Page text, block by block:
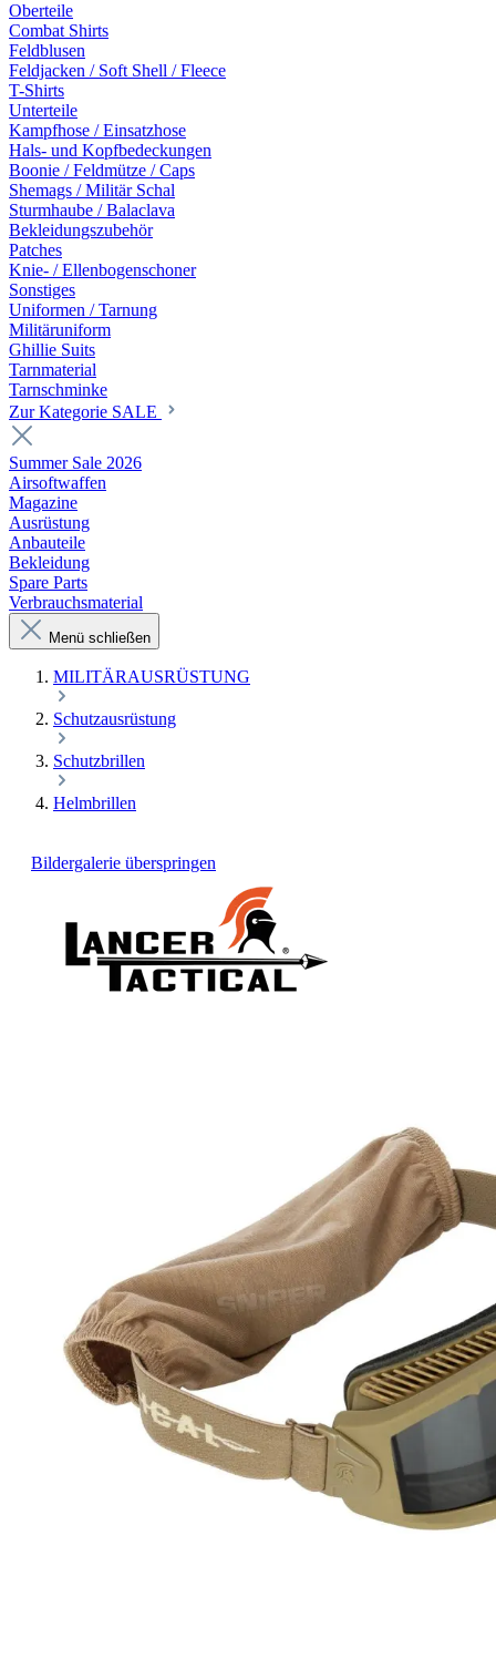
Oberteile
Combat Shirts
Feldblusen
Feldjacken / Soft Shell / Fleece
T-Shirts
Unterteile
Kampfhose / Einsatzhose
Hals- und Kopfbedeckungen
Boonie / Feldmütze / Caps
Shemags / Militär Schal
Sturmhaube / Balaclava
Bekleidungszubehör
Patches
Knie- / Ellenbogenschoner
Sonstiges
Uniformen / Tarnung
Militäruniform
Ghillie Suits
Tarnmaterial
Tarnschminke
Zur Kategorie SALE
Summer Sale 2026
Airsoftwaffen
Magazine
Ausrüstung
Anbauteile
Bekleidung
Spare Parts
Verbrauchsmaterial
Menü schließen
MILITÄRAUSRÜSTUNG
Schutzausrüstung
Schutzbrillen
Helmbrillen
Bildergalerie überspringen